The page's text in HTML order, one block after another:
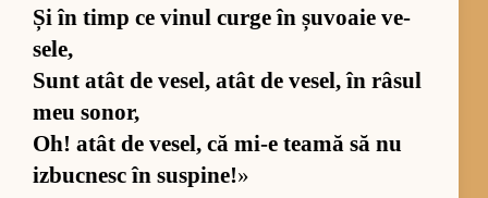
Și în timp ce vi­nul curge în șu­voaie ve­
se­le,
Sunt atât de ve­sel, atât de ve­sel, în râ­sul
meu so­nor,
Oh! atât de ve­sel, că mi-e teamă să nu
iz­bu­c­nesc în sus­pi­ne!»